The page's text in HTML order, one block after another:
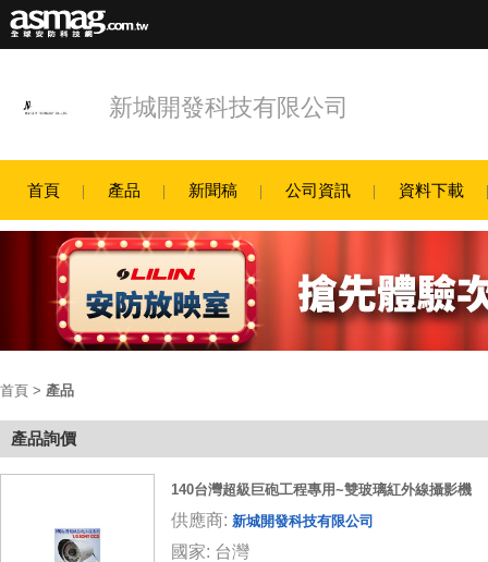
新城開發科技有限公司
首頁 產品 新聞稿 公司資訊 資料下載
首頁 > 產品
產品詢價
140台灣超級巨砲工程專用~雙玻璃紅外線攝影機
供應商: 新城開發科技有限公司
國家: 台灣